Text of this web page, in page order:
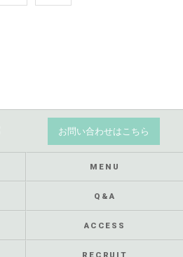
お問い合わせはこちら
MENU
Q&A
ACCESS
RECRUIT